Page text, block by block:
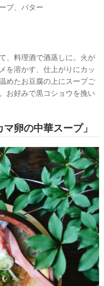
ブ、バター
、料理酒で酒蒸しに。火が
を溶かす、仕上がりにカッ
めたお豆腐の上にスープご
お好みで黒コショウを挽い
マ卵の中華スープ」